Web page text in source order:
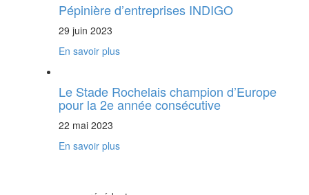
Pépinière d’entreprises INDIGO
29 juin 2023
En savoir plus
Le Stade Rochelais champion d’Europe
pour la 2e année consécutive
22 mai 2023
En savoir plus